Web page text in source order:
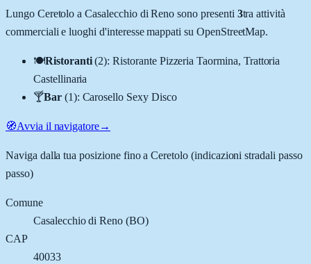
Lungo Ceretolo aCasalecchio di Reno sono presenti 3tra attività
commerciali e luoghi d'interesse mappati su OpenStreetMap.
🍽️Ristoranti (2):Ristorante Pizzeria Taormina, Trattoria
Castellinaria
🍸Bar (1): Carosello Sexy Disco
🧭Avvia il navigatore→
Naviga dalla tua posizione fino aCeretolo (indicazioni stradali passo
passo)
Comune
Casalecchio di Reno (BO)
CAP
40033